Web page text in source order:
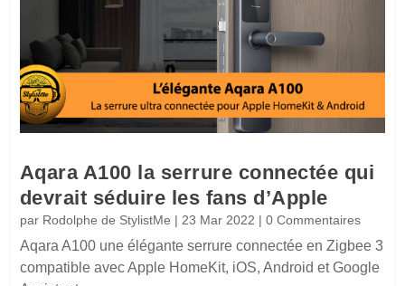
Aqara A100 la serrure connectée qui
devrait séduire les fans d’Apple
par Rodolphe de StylistMe | 23 Mar 2022 | 0 Commentaires
Aqara A100 une élégante serrure connectée en Zigbee 3
compatible avec Apple HomeKit, iOS, Android et Google